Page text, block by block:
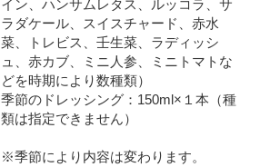
イン、ハンサムレタス、ルッコラ、サ
ラダケール、スイスチャード、赤水
菜、トレビス、壬生菜、ラディッシ
ュ、赤カブ、ミニ人参、ミニトマトな
どを時期により数種類）
季節のドレッシング：150ml×１本（種
類は指定できません）
※季節により内容は変わります。